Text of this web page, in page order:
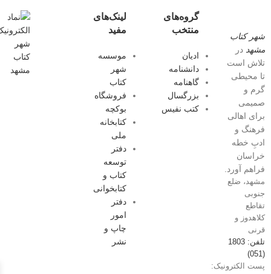
شهر کتاب
مشهد در
تلاش است
تا محیطی
گرم و
صمیمی
برای اهالی
فرهنگ و
ادبِ خطه
خراسان
فراهم آورد.
مشهد، ضلع
جنوبی
تقاطع
کلاهدوز و
قرنی
تلفن: 1803
(051)
پست الکترونیک:
گروه‌های
منتخب
ادیان
دانشنامه
گاهنامه
بزرگسال
کتب نفیس
لینک‌های
مفید
موسسه
شهر
کتاب
فروشگاه
بوکچه
کتابخانه
ملی
دفتر
توسعه
کتاب و
کتابخوانی
دفتر
امور
چاپ و
نشر